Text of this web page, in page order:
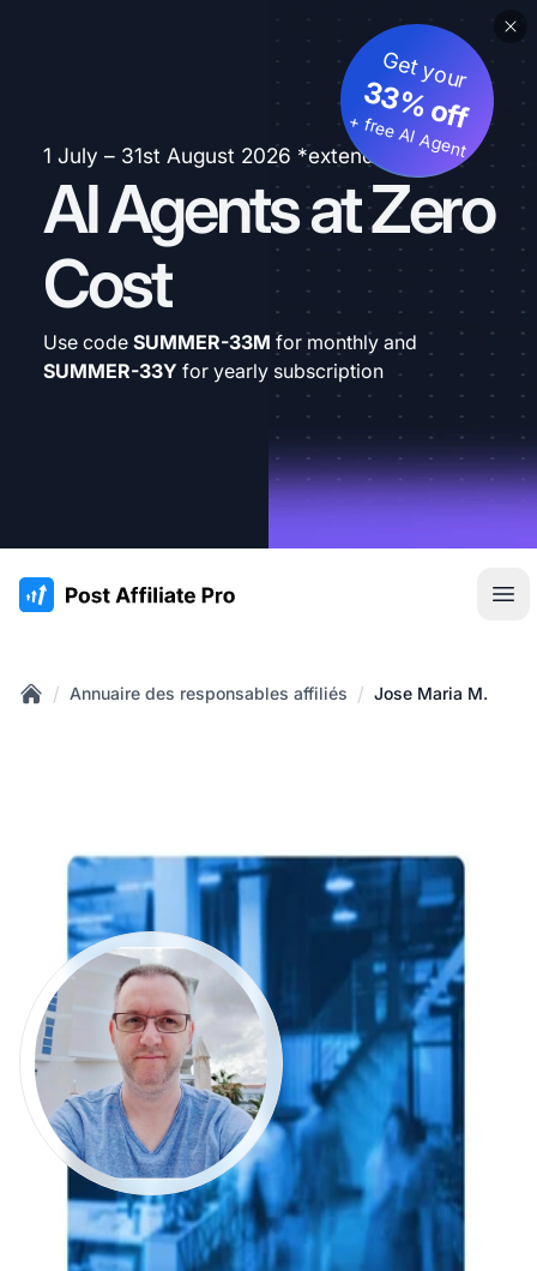
1 July – 31st August 2026 *extended
AI Agents at Zero
Cost
Get your
33% off
+ free AI Agent
Use code SUMMER-33M for monthly and
SUMMER-33Y for yearly subscription
:site.title
/ Annuaire des responsables affiliés / Jose Maria M.